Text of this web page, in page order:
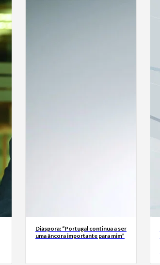
Diáspora: “Portugal continua a ser
uma âncora importante para mim”